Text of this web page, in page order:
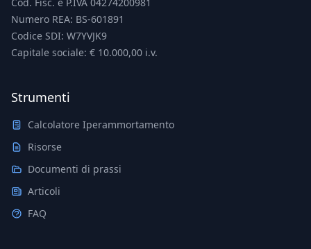
Numero REA: BS-601891
Codice SDI: W7YVJK9
Capitale sociale: € 10.000,00 i.v.
Strumenti
Calcolatore Iperammortamento
Risorse
Documenti di prassi
Articoli
FAQ